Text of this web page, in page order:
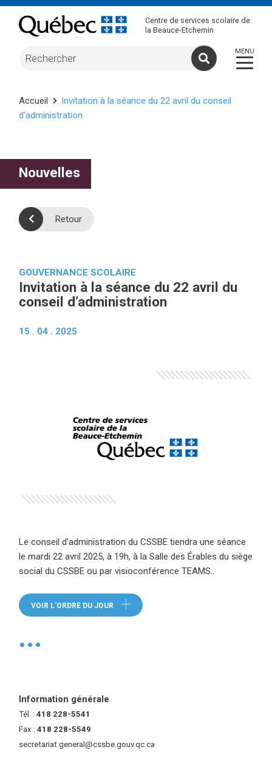
Centre de services scolaire de
la Beauce-Etchemin
Accueil
Invitation à la séance du 22 avril du conseil
d’administration
Nouvelles
Retour
GOUVERNANCE SCOLAIRE
Invitation à la séance du 22 avril du
conseil d’administration
15 . 04 . 2025
Le conseil d’administration du CSSBE tiendra une séance
le mardi 22 avril 2025, à 19h, à la Salle des Érables du siège
social du CSSBE ou par visioconférence TEAMS..
VOIR L’ORDRE DU JOUR
•
Information générale
Tél. :418 228-5541
Fax :418 228-5549
secretariat.general@cssbe.gouv.qc.ca